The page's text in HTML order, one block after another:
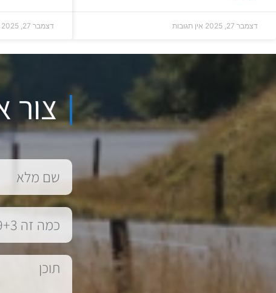
דצמבר 27, 2025 אין תגובות דצמבר 27, 2025
צור